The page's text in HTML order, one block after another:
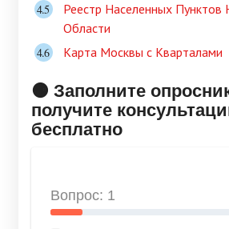
Реестр Населенных Пунктов
Области
Карта Москвы с Кварталами
🟠 Заполните
получите
бесплатно